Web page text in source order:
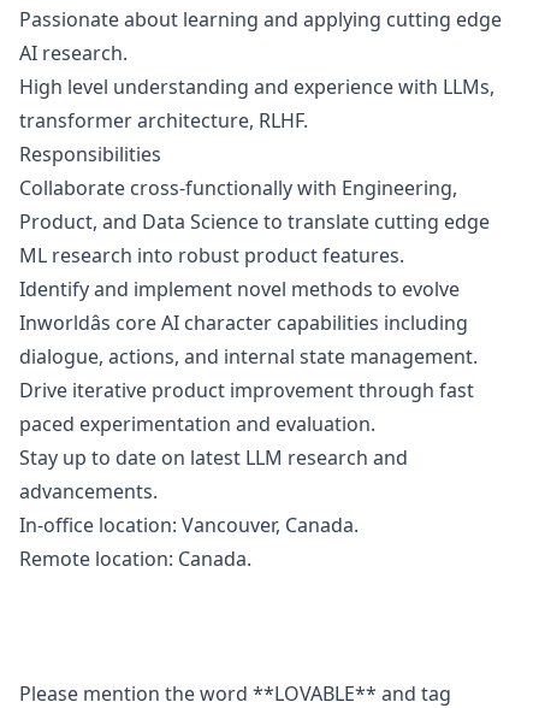
Passionate about learning and applying cutting edge
AI research.
High level understanding and experience with LLMs,
transformer architecture, RLHF.
Responsibilities
Collaborate cross-functionally with Engineering,
Product, and Data Science to translate cutting edge
ML research into robust product features.
Identify and implement novel methods to evolve
Inworldâs core AI character capabilities including
dialogue, actions, and internal state management.
Drive iterative product improvement through fast
paced experimentation and evaluation.
Stay up to date on latest LLM research and
advancements.
In-office location: Vancouver, Canada.
Remote location: Canada.
Please mention the word **LOVABLE** and tag